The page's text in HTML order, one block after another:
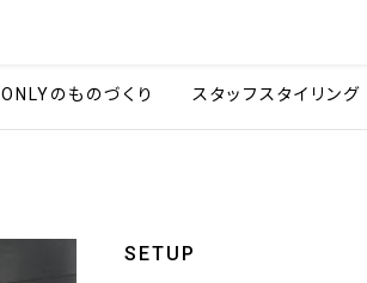
ONLYのものづくり スタッフスタイリング
SETUP